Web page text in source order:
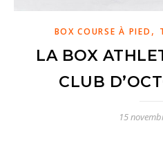
BOX COURSE À PIED ,
LA BOX
CLUB
15